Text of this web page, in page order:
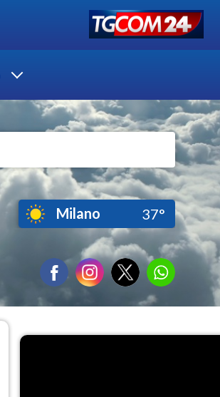
Milano 37°